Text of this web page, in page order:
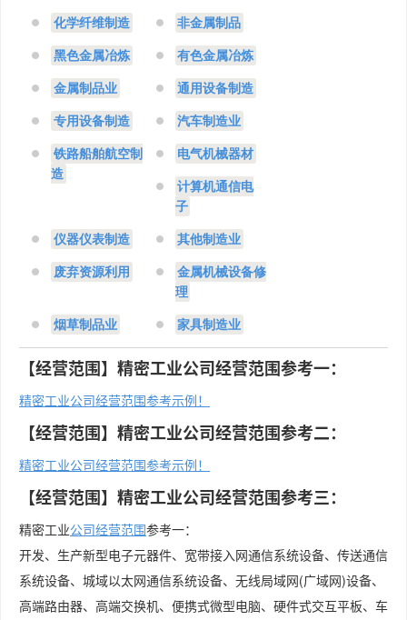
化学纤维制造 非金属制品
黑色金属冶炼 有色金属冶炼
金属制品业 通用设备制造
专用设备制造 汽车制造业
铁路船舶航空制
造
电气机械器材
计算机通信电
子
仪器仪表制造 其他制造业
废弃资源利用
金属机械设备修
理
烟草制品业 家具制造业
【经营范围】精密工业公司经营范围参考一：
精密工业公司经营范围参考示例！
【经营范围】精密工业公司经营范围参考二：
精密工业公司经营范围参考示例！
【经营范围】精密工业公司经营范围参考三：
精密工业公司经营范围参考一：
开发、生产新型电子元器件、宽带接入网通信系统设备、传送通信
系统设备、城域以太网通信系统设备、无线局域网(广域网)设备、
高端路由器、高端交换机、便携式微型电脑、硬件式交互平板、车